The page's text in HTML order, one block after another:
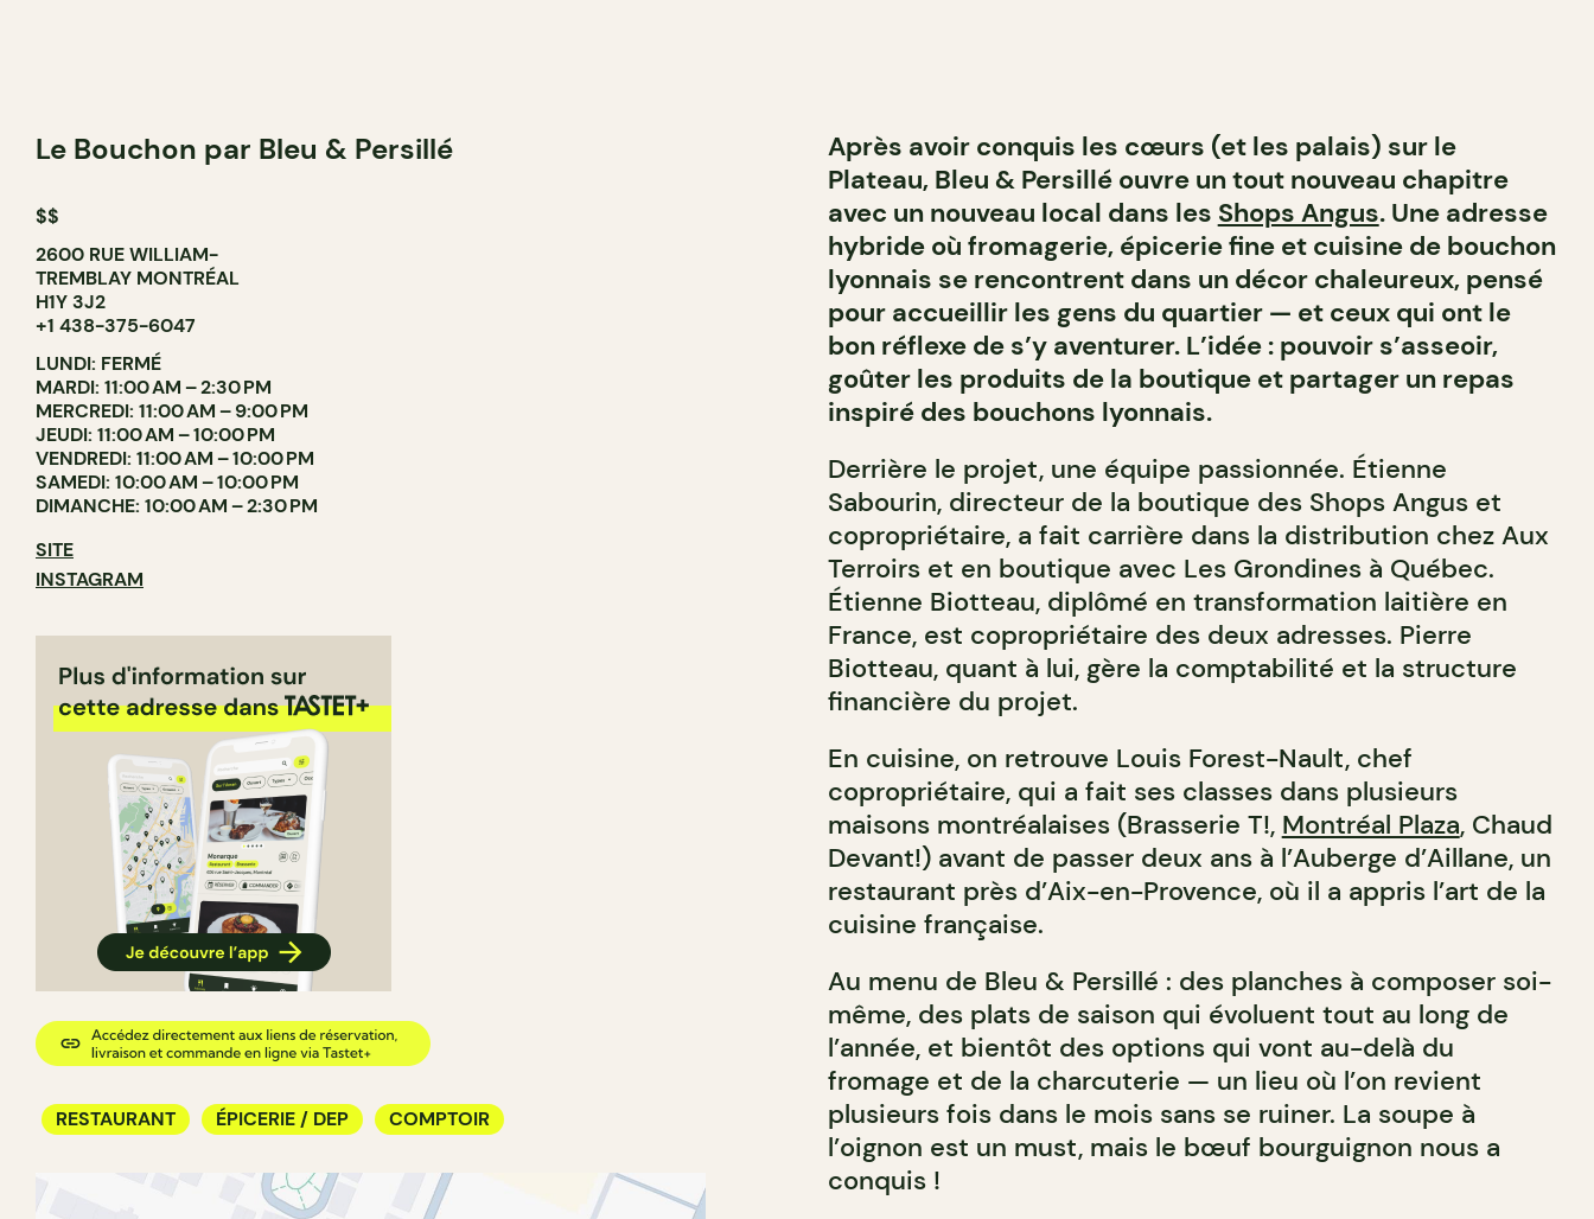
Le Bouchon par Bleu & Persillé
$$
2600 RUE WILLIAM-
TREMBLAY MONTRÉAL
H1Y 3J2
+1 438-375-6047
LUNDI: FERMÉ
MARDI: 11:00 AM – 2:30 PM
MERCREDI: 11:00 AM – 9:00 PM
JEUDI: 11:00 AM – 10:00 PM
VENDREDI: 11:00 AM – 10:00 PM
SAMEDI: 10:00 AM – 10:00 PM
DIMANCHE: 10:00 AM – 2:30 PM
SITE
INSTAGRAM
RESTAURANT ÉPICERIE / DEP COMPTOIR
Après avoir conquis les cœurs (et les palais) sur le
Plateau, Bleu & Persillé ouvre un tout nouveau chapitre
avec un nouveau local dans les Shops Angus. Une adresse
hybride où fromagerie, épicerie fine et cuisine de bouchon
lyonnais se rencontrent dans un décor chaleureux, pensé
pour accueillir les gens du quartier — et ceux qui ont le
bon réflexe de s’y aventurer. L’idée : pouvoir s’asseoir,
goûter les produits de la boutique et partager un repas
inspiré des bouchons lyonnais.
Derrière le projet, une équipe passionnée. Étienne
Sabourin, directeur de la boutique des Shops Angus et
copropriétaire, a fait carrière dans la distribution chez Aux
Terroirs et en boutique avec Les Grondines à Québec.
Étienne Biotteau, diplômé en transformation laitière en
France, est copropriétaire des deux adresses. Pierre
Biotteau, quant à lui, gère la comptabilité et la structure
financière du projet.
En cuisine, on retrouve Louis Forest-Nault, chef
copropriétaire, qui a fait ses classes dans plusieurs
maisons montréalaises (Brasserie T!, Montréal Plaza, Chaud
Devant!) avant de passer deux ans à l’Auberge d’Aillane, un
restaurant près d’Aix-en-Provence, où il a appris l’art de la
cuisine française.
Au menu de Bleu & Persillé : des planches à composer soi-
même, des plats de saison qui évoluent tout au long de
l’année, et bientôt des options qui vont au-delà du
fromage et de la charcuterie — un lieu où l’on revient
plusieurs fois dans le mois sans se ruiner. La soupe à
l’oignon est un must, mais le bœuf bourguignon nous a
conquis !